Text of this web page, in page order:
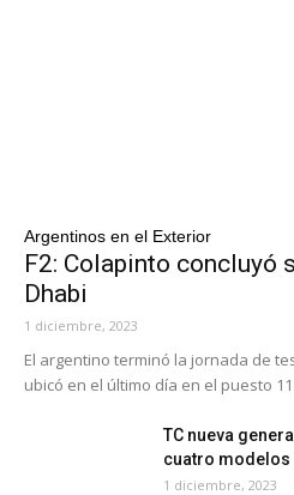
Argentinos en el Exterior
F2: Colapinto concluyó
Dhabi
1 diciembre, 2023
El argentino terminó la jornada de
ubicó en el último día en el puesto
TC nueva
cuatro modelos
1 diciembre, 2023